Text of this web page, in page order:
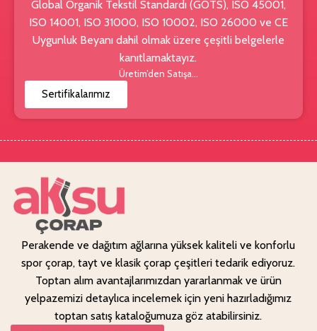
Global Organik Tekstil Standardı (GOTS), ISO 45001,
ISO 14001, ISO 31000, ISO 10002, ISO 26000 ve CE
Uygunluk Beyanı dahil olmak üzere çeşitli belgelerle
kanıtlamaktayız.
Üretim’den Satışa…
Sertifikalarımız
Perakende ve dağıtım ağlarına yüksek kaliteli ve konforlu
spor çorap, tayt ve klasik çorap çeşitleri tedarik ediyoruz.
Toptan alım avantajlarımızdan yararlanmak ve ürün
yelpazemizi detaylıca incelemek için yeni hazırladığımız
toptan satış kataloğumuza göz atabilirsiniz.